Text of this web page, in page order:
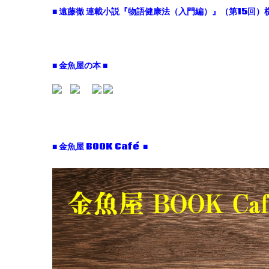
■ 遠藤徹 連載小説『物語健康法（入門編）』（第15回）
■ 金魚屋の本 ■
■ 金魚屋 BOOK Café ■